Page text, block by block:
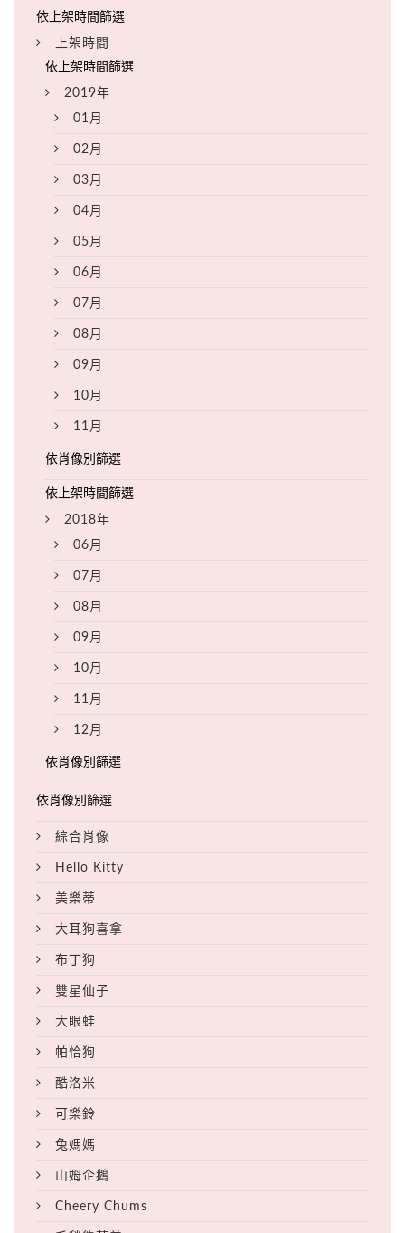
上架時間
2019年
01月
02月
03月
04月
05月
06月
07月
08月
09月
10月
11月
2018年
06月
07月
08月
09月
10月
11月
12月
綜合肖像
Hello Kitty
美樂蒂
大耳狗喜拿
布丁狗
雙星仙子
大眼蛙
帕恰狗
酷洛米
可樂鈴
兔媽媽
山姆企鵝
Cheery Chums